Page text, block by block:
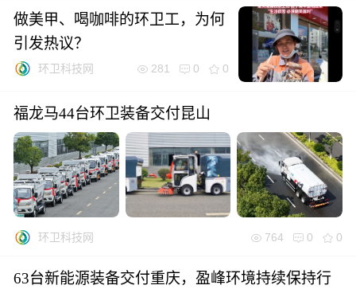
做美甲、喝咖啡的环卫工，为何
引发热议？
环卫科技网 281 0 0
福龙马44台环卫装备交付昆山
环卫科技网 764 0 0
63台新能源装备交付重庆，盈峰环境持续保持行